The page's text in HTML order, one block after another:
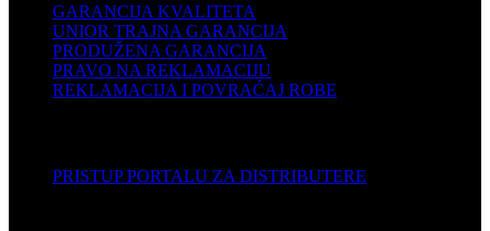
GARANCIJA KVALITETA
UNIOR TRAJNA GARANCIJA
PRODUŽENA GARANCIJA
PRAVO NA REKLAMACIJU
REKLAMACIJA I POVRAĆAJ ROBE
PRISTUP PORTALU ZA DISTRIBUTERE